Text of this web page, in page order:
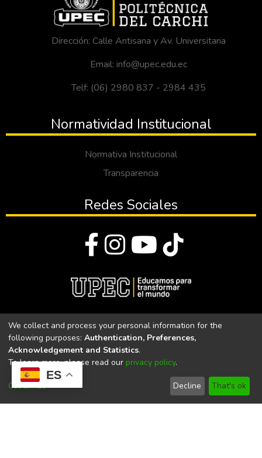
ES
Dirección: Calle Antisana y Av. Universitaria
Email: info@upec.edu.ec
Telf: (06) 2980 837 - 2984 435
Normatividad Institucional
Normativa Institucional
Transparencia
Redes Sociales
Universidad Politécnica Estatal del Carchi
Universidad Politécnica Estatal del Carchi | Acreditada por el
CACES Resolución N°. 160-SE-33-CACES-2020
We collect and process your personal information for the
following purposes: Authentication, Preferences,
Acknowledgement and Statistics.
To learn more, please read our privacy policy.
Customize Decline That's ok